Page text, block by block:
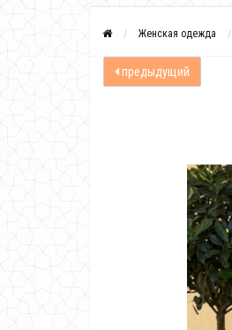
Женская одежда
предыдущий